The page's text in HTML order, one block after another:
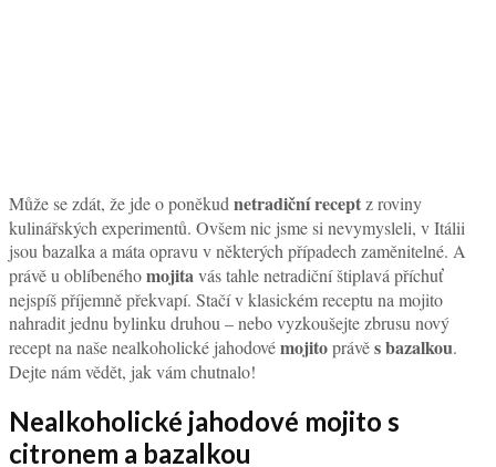
Může se zdát, že jde o poněkud netradiční recept z roviny
kulinářských experimentů. Ovšem nic jsme si nevymysleli, v Itálii
jsou bazalka a máta opravu v některých případech zaměnitelné. A
právě u oblíbenéhomojitavás tahle netradiční štiplavá příchuť
nejspíš příjemně překvapí. Stačí v klasickém receptu na mojito
nahradit jednu bylinku druhou – nebo vyzkoušejte zbrusu nový
recept na naše nealkoholické jahodovémojitoprávěs bazalkou.
Dejte nám vědět, jak vám chutnalo!
Nealkoholické jahodové mojito s
citronem a bazalkou